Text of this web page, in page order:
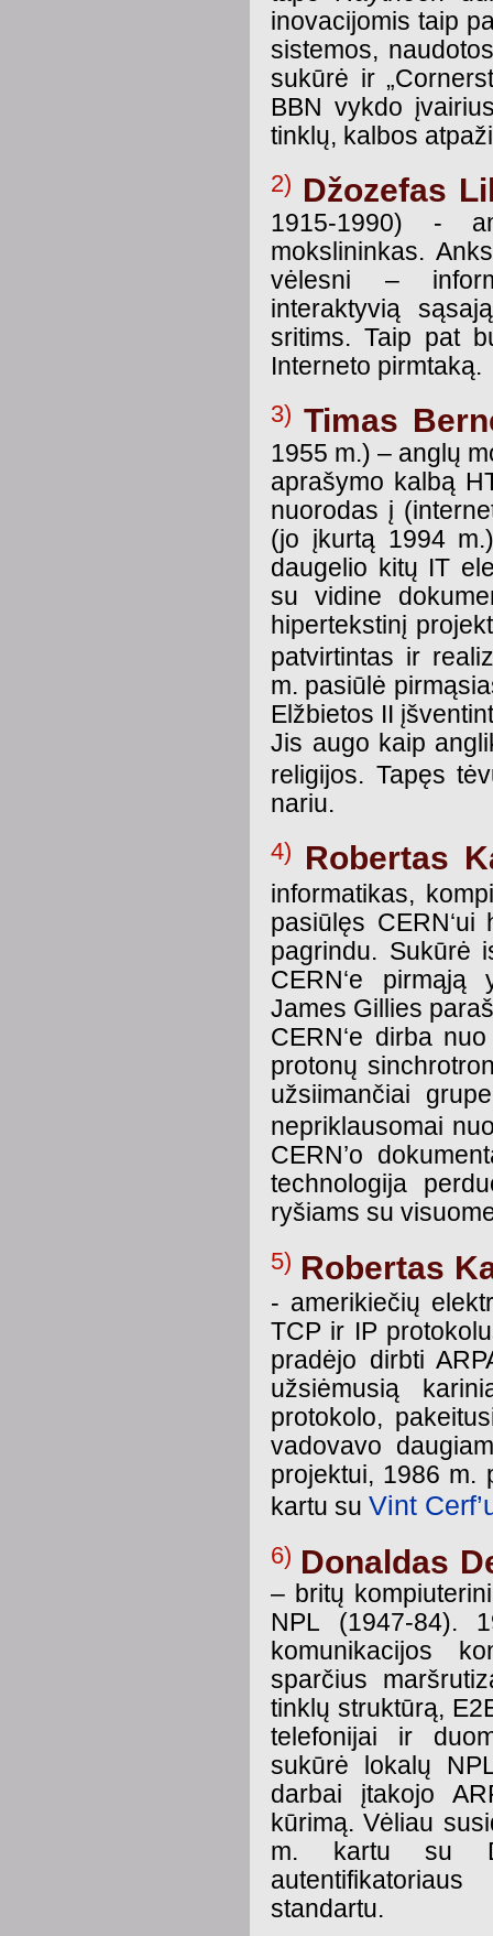
inovacijomis taip
sistemos,
sukūrė ir
BBN vykdo
tinklų, kalbos
2) Džozefas
1915-1990) -
mokslininkas.
vėlesni –
interaktyvią
sritims. Taip pat
Interneto pirmtaką.
3) Timas
1955 m.) – anglų
aprašymo kalbą
nuorodas į
(jo įkurtą 1994
daugelio kitų IT
su vidine
hipertekstinį
patvirtintas ir
m. pasiūlė
Elžbietos II
Jis augo kaip
religijos. Tapęs
nariu.
4) Robertas
informatikas,
pasiūlęs
pagrindu. Sukūrė
CERN‘e pirmąją
James Gillies
CERN‘e dirba
protonų
užsiimančiai
nepriklausomai
CERN’o
technologija
ryšiams su
5) Robertas
- amerikiečių
TCP ir IP
pradėjo dirbti
užsiėmusią
protokolo,
vadovavo
projektui, 1986
kartu suVint
6) Donaldas
– britų
NPL (1947-84).
komunikacijos
sparčius
tinklų struktūrą,
telefonijai ir
sukūrė lokalų
darbai įtakojo
kūrimą. Vėliau
m. kartu su
standartu.